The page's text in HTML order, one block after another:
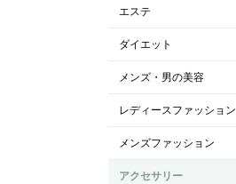
エステ
ダイエット
メンズ・男の美容
レディースファッション
メンズファッション
アクセサリー